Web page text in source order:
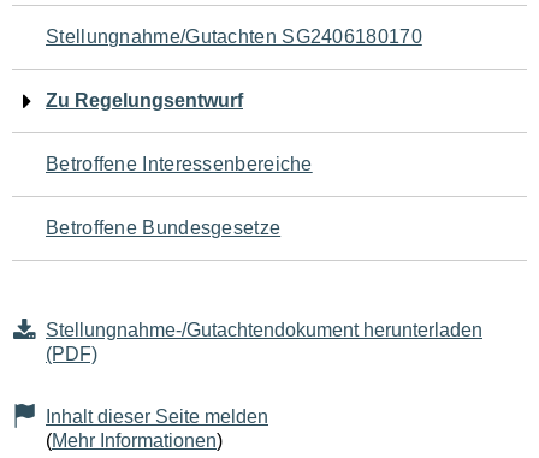
Navigation
für
den
Seiteninhalt
Stellungnahme/Gutachten SG2406180170
Zu Regelungsentwurf
Betroffene Interessenbereiche
Betroffene Bundesgesetze
Stellungnahme-/Gutachtendokument herunterladen
(PDF)
Inhalt dieser Seite melden
(Mehr Informationen)